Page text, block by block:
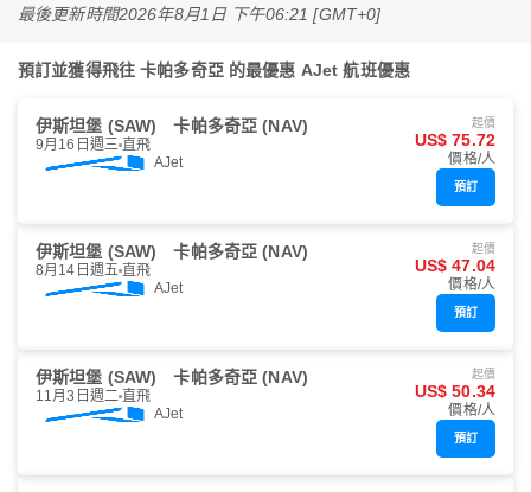
最後更新時間2026年8月1日 下午06:21 [GMT+0]
預訂並獲得飛往 卡帕多奇亞 的最優惠 AJet 航班優惠
伊斯坦堡 (SAW) 卡帕多奇亞 (NAV)
9月16日週三 直飛
AJet
起價
US$ 75.72
價格/人
預訂
伊斯坦堡 (SAW) 卡帕多奇亞 (NAV)
8月14日週五 直飛
AJet
起價
US$ 47.04
價格/人
預訂
伊斯坦堡 (SAW) 卡帕多奇亞 (NAV)
11月3日週二 直飛
AJet
起價
US$ 50.34
價格/人
預訂